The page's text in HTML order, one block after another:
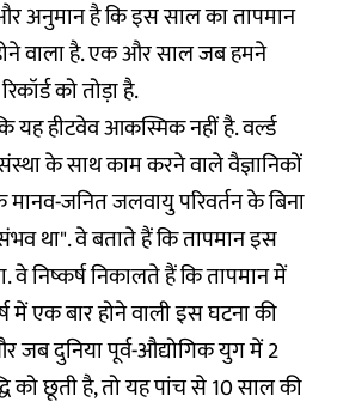
अनुमान है कि इस साल का तापमान
वाला है. एक और साल जब हमने
को तोड़ा है.
यह हीटवेव आकस्मिक नहीं है. वर्ल्ड
के साथ काम करने वाले वैज्ञानिकों
मानव-जनित जलवायु परिवर्तन के बिना
था". वे बताते हैं कि तापमान इस
वे निष्कर्ष निकालते हैं कि तापमान में
में एक बार होने वाली इस घटना की
जब दुनिया पूर्व-औद्योगिक युग में 2
को छूती है, तो यह पांच से 10 साल की